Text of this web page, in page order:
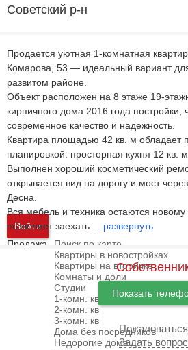
Войти
Продажа
Поиск по карте
Квартиры в новостройках
Квартиры на вторичке
Комнаты и доли
Студии
1-комн. кв
2-комн. кв
3-комн. кв
Дома без посредников
Недорогие дома
Советский р-н
Продается уютная 1-комнатная
Комарова, 53 — идеальный вариант
развитом районе.
Объект расположен на 8 этаже 19-
кирпичного дома 2016 года постройки,
современное качество и надежность.
Квартира площадью 42 кв. м обладает
планировкой: просторная кухня 12 кв. м
Выполнен хороший косметический
открывается вид на дорогу и мост
Десна.
Вся мебель и техника остаются новому
позволяет заехать
развернуть
Показать
Пожаловаться
Задать вопрос